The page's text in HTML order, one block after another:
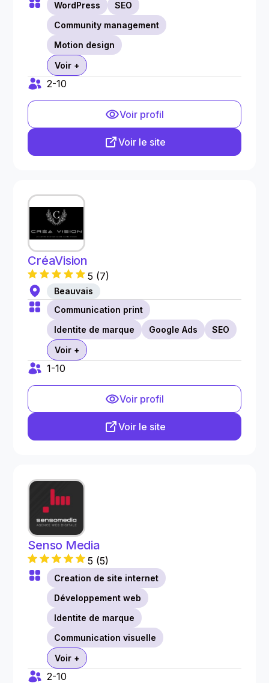
WordPress
SEO
Community management
Motion design
Voir +
2-10
Voir profil
Voir le site
CréaVision
5 (7)
Beauvais
Communication print
Identite de marque
Google Ads
SEO
Voir +
1-10
Voir profil
Voir le site
Senso Media
5 (5)
Creation de site internet
Développement web
Identite de marque
Communication visuelle
Voir +
2-10